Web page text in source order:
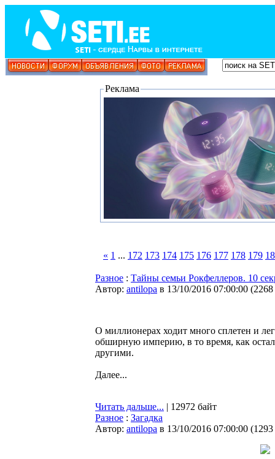
Реклама
« 1 ... 172 173 174 175 176 177 178 179
Разное : Тайны семьи Рокфеллеров. 10
Автор: antilopa в 13/10/2016 07:00:00 (
О миллионерах ходит много сплетен и
обширную империю, в то время, как
другими.
Далее...
Читать дальше... | 12972 байт
Разное : Загадка
Автор: antilopa в 13/10/2016 07:00:00 (